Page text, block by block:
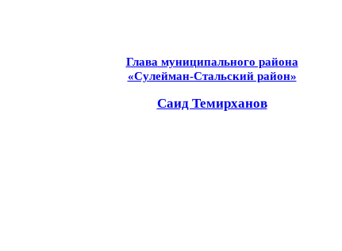
Глава муниципального района
«Сулейман-Стальский район»
Саид Темирханов